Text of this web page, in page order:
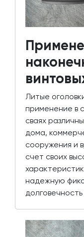
Литые
применение в
сваях
дома,
сооружения и
счет своих
надежную